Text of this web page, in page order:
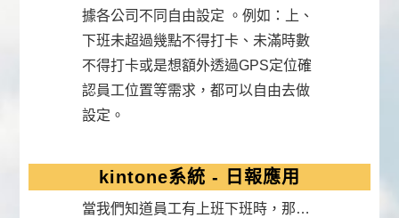
據各公司不同自由設定 。例如：上、
下班未超過幾點不得打卡、未滿時數
不得打卡或是想額外透過GPS定位確
認員工位置等需求，都可以自由去做
設定。
kintone系統 - 日報應用
當我們知道員工有上班下班時，那…